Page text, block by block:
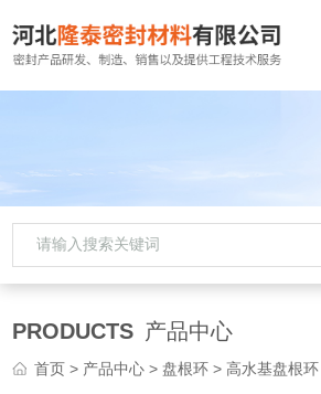
PRODUCTS 产品中心
首页 > 产品中心 > 盘根环 >高水基盘根环